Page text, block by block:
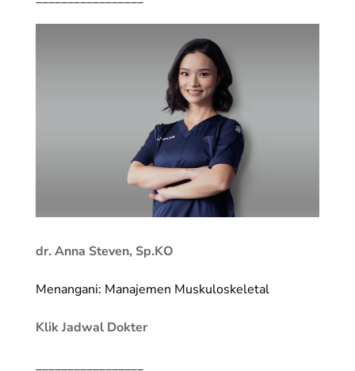
dr. Anna Steven, Sp.KO
Menangani: Manajemen Muskuloskeletal
Klik Jadwal Dokter
_________________